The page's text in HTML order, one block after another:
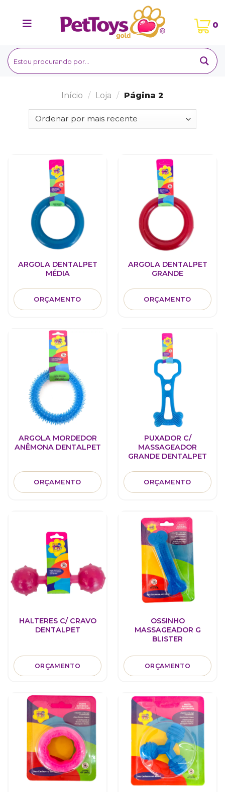
0
Início / Loja / Página 2
ARGOLA DENTALPET
MÉDIA
ORÇAMENTO
ARGOLA DENTALPET
GRANDE
ORÇAMENTO
ARGOLA MORDEDOR
ANÊMONA DENTALPET
ORÇAMENTO
PUXADOR C/
MASSAGEADOR
GRANDE DENTALPET
ORÇAMENTO
HALTERES C/ CRAVO
DENTALPET
ORÇAMENTO
OSSINHO
MASSAGEADOR G
BLISTER
ORÇAMENTO